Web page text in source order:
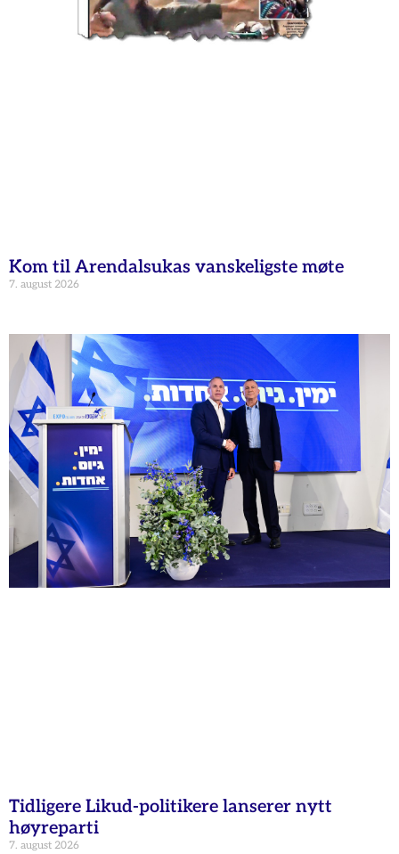
Kom til Arendalsukas vanskeligste møte
7. august 2026
Tidligere Likud-politikere lanserer nytt
høyreparti
7. august 2026